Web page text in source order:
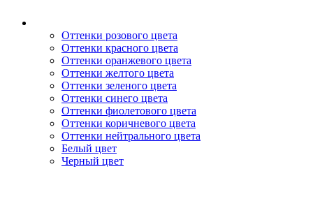
Оттенки розового цвета
Оттенки красного цвета
Оттенки оранжевого цвета
Оттенки желтого цвета
Оттенки зеленого цвета
Оттенки синего цвета
Оттенки фиолетового цвета
Оттенки коричневого цвета
Оттенки нейтрального цвета
Белый цвет
Черный цвет